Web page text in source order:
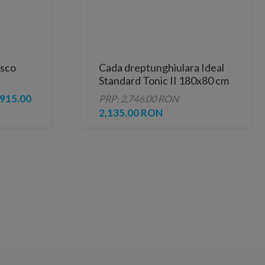
915.00
Cada dreptunghiulara Ideal
Standard Tonic II 180x80 cm
alb lucios
PRP: 2,746.00 RON
2,135.00 RON